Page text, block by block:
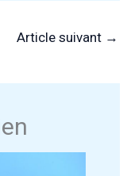
Article suivant →